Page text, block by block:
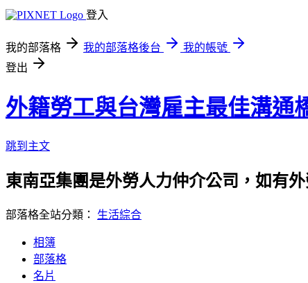
登入
我的部落格 我的部落格後台
我的帳號
登出
外籍勞工與台灣雇主最佳溝通
跳到主文
東南亞集團是外勞人力仲介公司，如有
部落格全站分類： 生活綜合
相簿
部落格
名片